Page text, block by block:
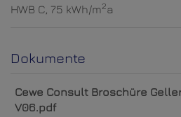
HWB C, 75 kWh/m2a
Dokumente
Cewe Consult Broschüre
V06.pdf